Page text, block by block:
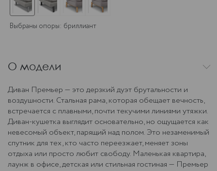
Выбраны опоры: бриллиант
О модели
Диван Премьер — это дерзкий дуэт брутальности и
воздушности. Стальная рама, которая обещает вечность,
встречается с плавными, почти текучими линиями утяжки.
Диван-кушетка выглядит основательно, но ощущается как
невесомый объект, парящий над полом. Это незаменимый
спутник для тех, кто часто переезжает, меняет зоны
отдыха или просто любит свободу. Маленькая квартира,
лаунж в офисе, детская или стильная гостиная — Премьер